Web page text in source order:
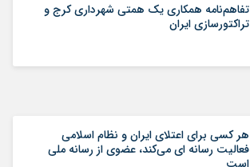
تفاهم‌نامه همکاری یک همتی شهرداری کرج و
تراکتورسازی ایران
هر کسی برای اعتلای ایران و نظام اسلامی
فعالیت رسانه ای می‌کند، عضوی از رسانه ملی